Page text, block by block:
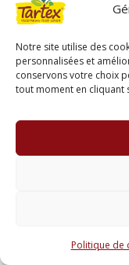
Notre site utilise des
personnalisées et
conservons votre choix
tout moment en cliquant
Politique de